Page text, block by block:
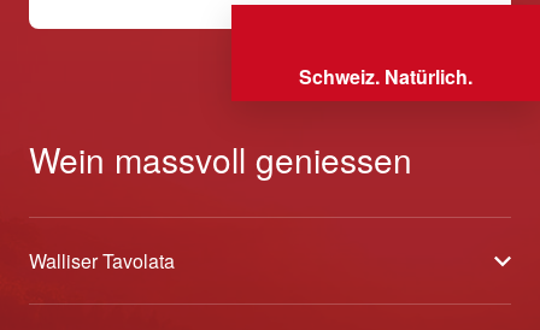
Schweiz. Natürlich.
Wein massvoll geniessen
Walliser Tavolata
Über uns